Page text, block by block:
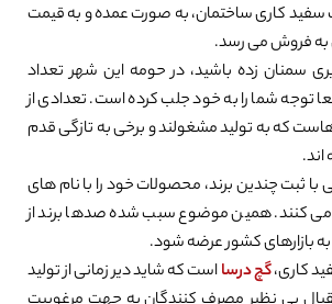
کاری ساختمان، به صورت عمده و به قیمت
به فروش می رسد.
سمنان زده باشید، در حومه این شهر تعداد
توجه شما را به خود جلب کرده است. تعدادی از
که به تولید مشغولند و برخی به تازگی قدم
ثبت چندین برند، محصولات خود را با نام های
می کنند. همین موضوع سبب شده صدها برند از
بازارهای کشور عرضه شود.
کاری،گچ درسااست که شاید دیر زمانی از تولید